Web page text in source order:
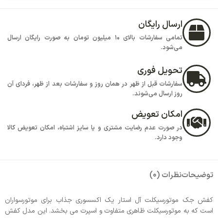
ارسال رایگان
تمامی سفارشات بالای 10 میلیون تومان به صورت رایگان ارسال
می‌شود.
تحویل فوری
سفارشات قبل از ظهر در همان روز و سفارشات بعد از ظهر، فردای آن
روز ارسال می‌شوند.
امکان تعویض
در صورت عدم رضایت مشتری و یا سایز اشتباه، امکان تعویض کالا
وجود دارد.
توضیحاتنظرات (0)
کفش جک موتورسیکلت آل استار یک اکسسوری جذاب برای موتورسواران
است که به موتورسیکلت ظاهری متفاوت و اسپرت می بخشد. این مدل کفش